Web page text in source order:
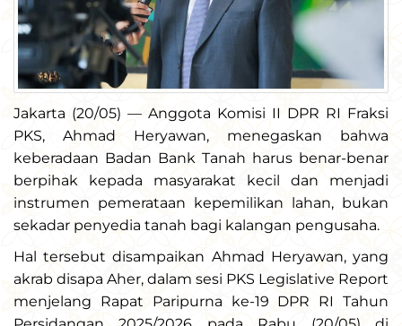
Jakarta (20/05) — Anggota Komisi II DPR RI Fraksi
PKS, Ahmad Heryawan, menegaskan bahwa
keberadaan Badan Bank Tanah harus benar-benar
berpihak kepada masyarakat kecil dan menjadi
instrumen pemerataan kepemilikan lahan, bukan
sekadar penyedia tanah bagi kalangan pengusaha.
Hal tersebut disampaikan Ahmad Heryawan, yang
akrab disapa Aher, dalam sesi PKS Legislative Report
menjelang Rapat Paripurna ke-19 DPR RI Tahun